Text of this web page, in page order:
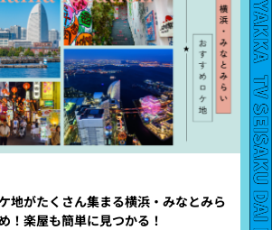
地がたくさん集まる横浜・みなとみら
！楽屋も簡単に見つかる！